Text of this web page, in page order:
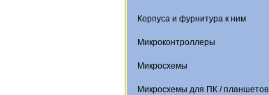
Корпуса и фурнитура к ним
Микроконтроллеры
Микросхемы
Микросхемы для ПК / планшетов